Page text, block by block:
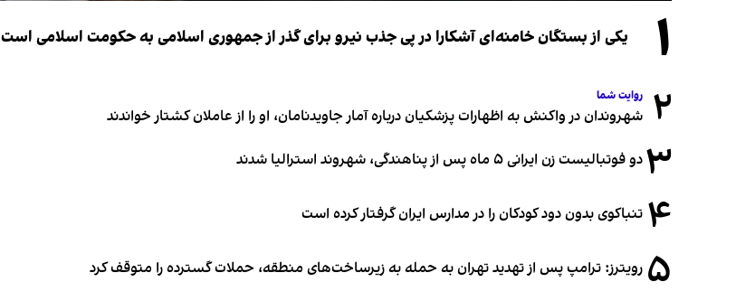
۱ یکی از بستگان خامنه‌ای آشکارا در پی جذب نیرو برای گذر از جمهوری اسلامی به حکومت اسلامی است
۲ روایت شما
شهروندان در واکنش به اظهارات پزشکیان درباره آمار جاویدنامان، او را از عاملان کشتار خواندند
۳دو فوتبالیست زن ایرانی ۵ ماه پس از پناهندگی، شهروند استرالیا شدند
۴ تنباکوی بدون دود کودکان را در مدارس ایران گرفتار کرده است
۵ رویترز: ترامپ پس از تهدید تهران به حمله به زیرساخت‌های منطقه، حملات گسترده را متوقف کرد